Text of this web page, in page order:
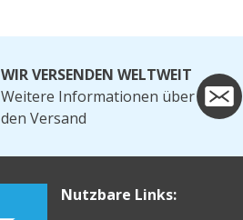
WIR VERSENDEN WELTWEIT
Weitere Informationen über
den Versand
Nutzbare Links: